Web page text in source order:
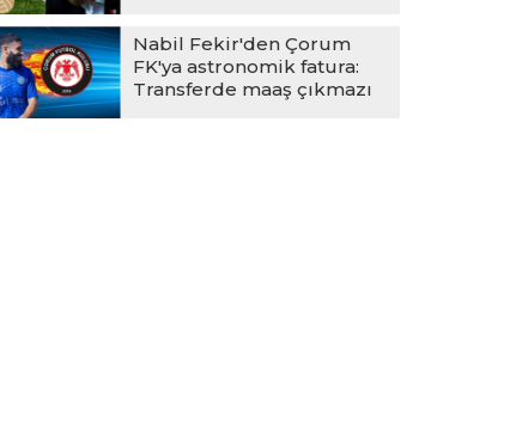
Nabil Fekir'den Çorum
FK'ya astronomik fatura:
Transferde maaş çıkmazı